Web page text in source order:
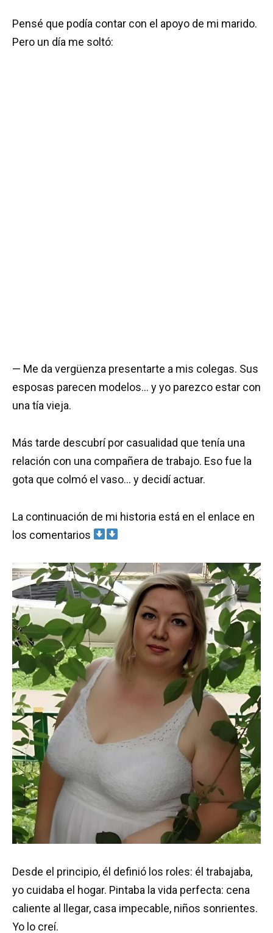
Pensé que podía contar con el apoyo de mi marido.
Pero un día me soltó:
— Me da vergüenza presentarte a mis colegas. Sus
esposas parecen modelos… y yo parezco estar con
una tía vieja.
Más tarde descubrí por casualidad que tenía una
relación con una compañera de trabajo. Eso fue la
gota que colmó el vaso… y decidí actuar.
La continuación de mi historia está en el enlace en
los comentarios
Desde el principio, él definió los roles: él trabajaba,
yo cuidaba el hogar. Pintaba la vida perfecta: cena
caliente al llegar, casa impecable, niños sonrientes.
Yo lo creí.